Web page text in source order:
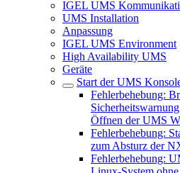
IGEL UMS
UMS Installation
Anpassung
IGEL UMS Environment
High Availability UMS
Geräte
Start der UMS
Fehlerbehebung:
Öffnen der UMS
Fehlerbehebung:
zum Absturz der
Fehlerbehebung: